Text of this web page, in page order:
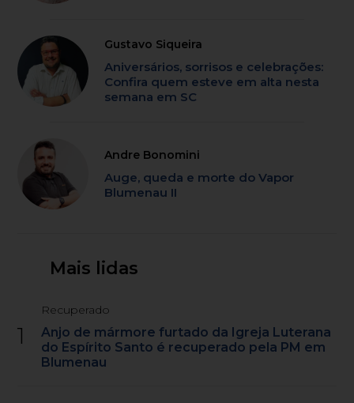
Gustavo Siqueira
Aniversários, sorrisos e celebrações:
Confira quem esteve em alta nesta
semana em SC
Andre Bonomini
Auge, queda e morte do Vapor
Blumenau II
Mais lidas
1
Recuperado
Anjo de mármore furtado da Igreja Luterana
do Espírito Santo é recuperado pela PM em
Blumenau